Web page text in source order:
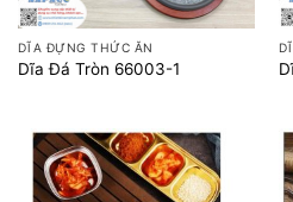
DĨA ĐỰNG THỨC ĂN
Dĩa Đá Tròn 66003-1